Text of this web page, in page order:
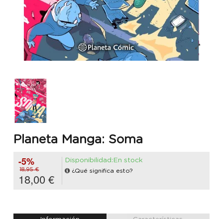
Planeta Manga: Soma
-5%
18,95 €
18,00 €
Disponibilidad:En stock
¿Qué significa esto?